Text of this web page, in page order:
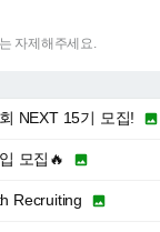
자제해주세요.
NEXT 15기 모집! 
모집🔥 
Recruiting 